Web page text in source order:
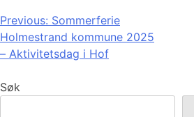
Innleggsnavigasjon
Previous: Sommerferie
Holmestrand kommune 2025
– Aktivitetsdag i Hof
Søk